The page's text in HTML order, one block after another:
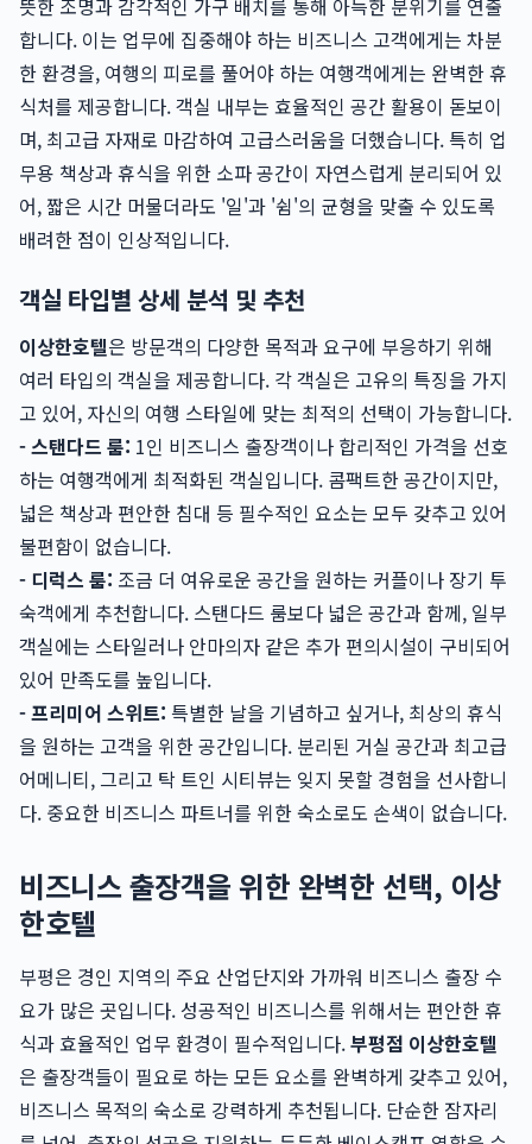
뜻한 조명과 감각적인 가구 배치를 통해 아늑한 분위기를 연출
합니다. 이는 업무에 집중해야 하는 비즈니스 고객에게는 차분
한 환경을, 여행의 피로를 풀어야 하는 여행객에게는 완벽한 휴
식처를 제공합니다. 객실 내부는 효율적인 공간 활용이 돋보이
며, 최고급 자재로 마감하여 고급스러움을 더했습니다. 특히 업
무용 책상과 휴식을 위한 소파 공간이 자연스럽게 분리되어 있
어, 짧은 시간 머물더라도 '일'과 '쉼'의 균형을 맞출 수 있도록
배려한 점이 인상적입니다.
객실 타입별 상세 분석 및 추천
이상한호텔은 방문객의 다양한 목적과 요구에 부응하기 위해
여러 타입의 객실을 제공합니다. 각 객실은 고유의 특징을 가지
고 있어, 자신의 여행 스타일에 맞는 최적의 선택이 가능합니다.
- 스탠다드 룸: 1인 비즈니스 출장객이나 합리적인 가격을 선호
하는 여행객에게 최적화된 객실입니다. 콤팩트한 공간이지만,
넓은 책상과 편안한 침대 등 필수적인 요소는 모두 갖추고 있어
불편함이 없습니다.
- 디럭스 룸: 조금 더 여유로운 공간을 원하는 커플이나 장기 투
숙객에게 추천합니다. 스탠다드 룸보다 넓은 공간과 함께, 일부
객실에는 스타일러나 안마의자 같은 추가 편의시설이 구비되어
있어 만족도를 높입니다.
- 프리미어 스위트: 특별한 날을 기념하고 싶거나, 최상의 휴식
을 원하는 고객을 위한 공간입니다. 분리된 거실 공간과 최고급
어메니티, 그리고 탁 트인 시티뷰는 잊지 못할 경험을 선사합니
다. 중요한 비즈니스 파트너를 위한 숙소로도 손색이 없습니다.
비즈니스 출장객을 위한 완벽한 선택, 이상
한호텔
부평은 경인 지역의 주요 산업단지와 가까워 비즈니스 출장 수
요가 많은 곳입니다. 성공적인 비즈니스를 위해서는 편안한 휴
식과 효율적인 업무 환경이 필수적입니다.부평점 이상한호텔
은 출장객들이 필요로 하는 모든 요소를 완벽하게 갖추고 있어,
비즈니스 목적의 숙소로 강력하게 추천됩니다. 단순한 잠자리